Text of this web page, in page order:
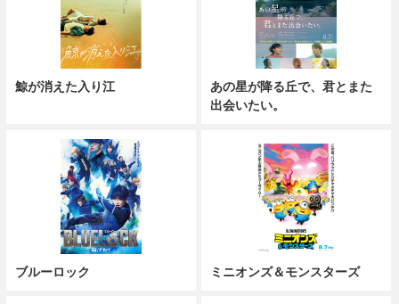
鯨が消えた入り江
あの星が降る丘で、君とまた
出会いたい。
ブルーロック ミニオンズ＆モンスターズ